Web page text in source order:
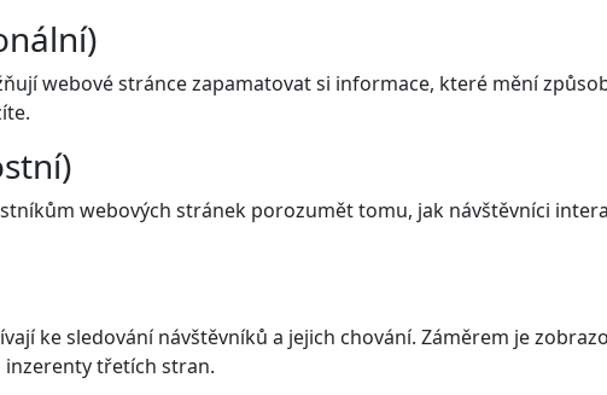
webové stránce zapamatovat si informace, které mění
webových stránek porozumět tomu, jak návštěvníci
ke sledování návštěvníků a jejich chování. Záměrem je
třetích stran.